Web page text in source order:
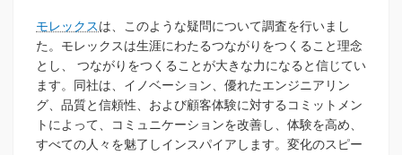
モレックスは、このような疑問について調査を行いまし
た。モレックスは生涯にわたるつながりをつくること理念
とし、 つながりをつくることが大きな力になると信じてい
ます。同社は、イノベーション、優れたエンジニアリン
グ、品質と信頼性、および顧客体験に対するコミットメン
トによって、コミュニケーションを改善し、体験を高め、
すべての人々を魅了しインスパイアします。変化のスピー